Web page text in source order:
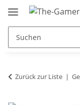
Zurück zur Liste